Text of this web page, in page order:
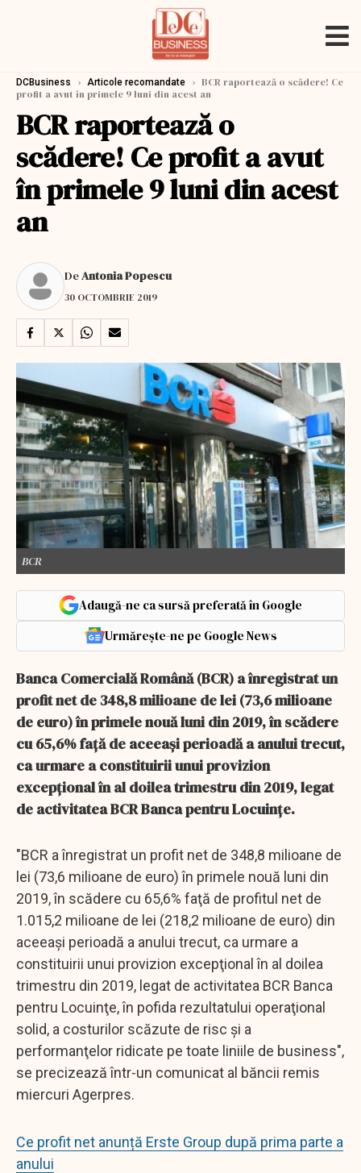
DCBusiness › Articole recomandate › BCR raportează o scădere! Ce
profit a avut în primele 9 luni din acest an
BCR raportează o
scădere! Ce profit a avut
în primele 9 luni din acest
an
DeAntonia Popescu
30 OCTOMBRIE 2019
BCR
Adaugă-ne ca sursă preferată în Google
Urmărește-ne pe Google News
Banca Comercială Română (BCR) a înregistrat un
profit net de 348,8 milioane de lei (73,6 milioane
de euro) în primele nouă luni din 2019, în scădere
cu 65,6% faţă de aceeaşi perioadă a anului trecut,
ca urmare a constituirii unui provizion
excepţional în al doilea trimestru din 2019, legat
de activitatea BCR Banca pentru Locuinţe.
"BCR a înregistrat un profit net de 348,8 milioane de
lei (73,6 milioane de euro) în primele nouă luni din
2019, în scădere cu 65,6% faţă de profitul net de
1.015,2 milioane de lei (218,2 milioane de euro) din
aceeaşi perioadă a anului trecut, ca urmare a
constituirii unui provizion excepţional în al doilea
trimestru din 2019, legat de activitatea BCR Banca
pentru Locuinţe, în pofida rezultatului operaţional
solid, a costurilor scăzute de risc şi a
performanţelor ridicate pe toate liniile de business",
se precizează într-un comunicat al băncii remis
miercuri Agerpres.
Ce profit net anunță Erste Group după prima parte a
anului